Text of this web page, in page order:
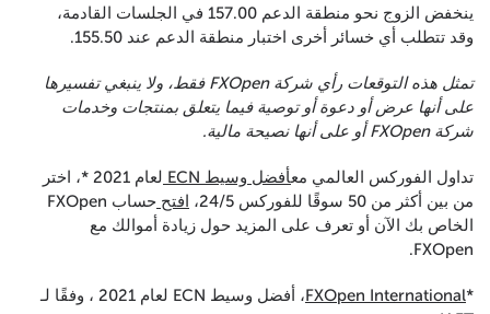
ينخفض الزوج نحو منطقة الدعم 157.00 في الجلسات القادمة،
وقد تتطلب أي خسائر أخرى اختبار منطقة الدعم عند 155.50.
تمثل هذه التوقعات رأي شركة FXOpen فقط، ولا ينبغي تفسيرها
على أنها عرض أو دعوة أو توصية فيما يتعلق بمنتجات وخدمات
شركة FXOpen أو على أنها نصيحة مالية.
تداول الفوركس العالمي معأفضل وسيط ECN
لعام 2021 *، اختر
من بين أكثر من 50 سوقًا للفوركس 24/5،
افتح
حساب FXOpen
الخاص بك الآن أو تعرف على المزيد حول زيادة أموالك مع
FXOpen.
*
FXOpen International
، أفضل وسيط ECN لعام 2021 ، وفقًا لـ